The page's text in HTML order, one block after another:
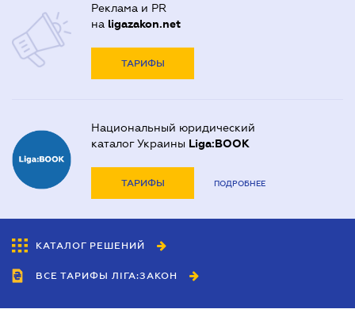
Реклама и PR
на ligazakon.net
ТАРИФЫ
Национальный юридический
каталог Украины Liga:BOOK
ТАРИФЫ ПОДРОБНЕЕ
КАТАЛОГ РЕШЕНИЙ
ВСЕ ТАРИФЫ ЛІГА:ЗАКОН